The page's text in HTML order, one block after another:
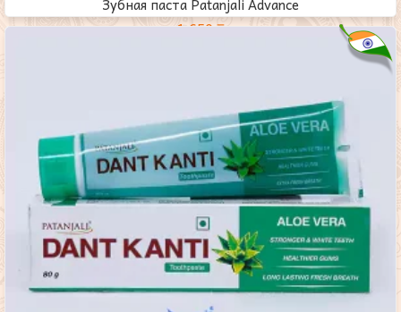
Зубная паста Рatanjali Advance
1,650₸